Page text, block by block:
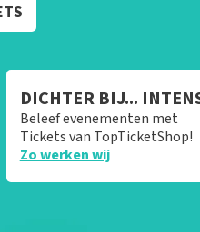
DICHTER BIJ...
Beleef evenementen met
Tickets van TopTicketShop!
Zo werken wij